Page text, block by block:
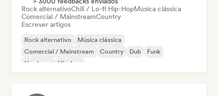
Rock alternativoChill / Lo-fi Hip-HopMúsica clássica
Comercial / MainstreamCountry
Escrever artigos
Rock alternativo
Música clássica
Comercial / Mainstream
Country Dub
Funk
Hardcore
Hip-hop